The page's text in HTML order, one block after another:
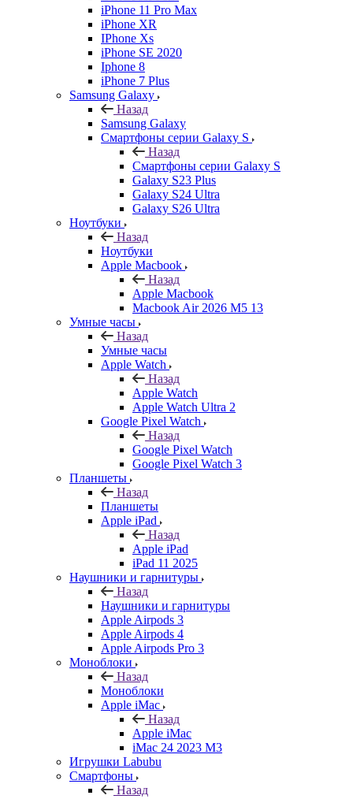
iPhone 11 Pro Max
iPhone XR
IPhone Xs
iPhone SE 2020
Iphone 8
iPhone 7 Plus
Samsung Galaxy
Назад
Samsung Galaxy
Смартфоны серии Galaxy S
Назад
Смартфоны серии Galaxy S
Galaxy S23 Plus
Galaxy S24 Ultra
Galaxy S26 Ultra
Ноутбуки
Назад
Ноутбуки
Apple Macbook
Назад
Apple Macbook
Macbook Air 2026 M5 13
Умные часы
Назад
Умные часы
Apple Watch
Назад
Apple Watch
Apple Watch Ultra 2
Google Pixel Watch
Назад
Google Pixel Watch
Google Pixel Watch 3
Планшеты
Назад
Планшеты
Apple iPad
Назад
Apple iPad
iPad 11 2025
Наушники и гарнитуры
Назад
Наушники и гарнитуры
Apple Airpods 3
Apple Airpods 4
Apple Airpods Pro 3
Моноблоки
Назад
Моноблоки
Apple iMac
Назад
Apple iMac
iMac 24 2023 M3
Игрушки Labubu
Смартфоны
Назад